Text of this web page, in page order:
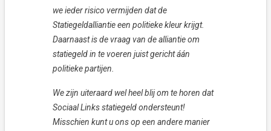
we ieder risico vermijden dat de
Statiegeldalliantie een politieke kleur krijgt.
Daarnaast is de vraag van de alliantie om
statiegeld in te voeren juist gericht áán
politieke partijen.
We zijn uiteraard wel heel blij om te horen dat
Sociaal Links statiegeld ondersteunt!
Misschien kunt u ons op een andere manier